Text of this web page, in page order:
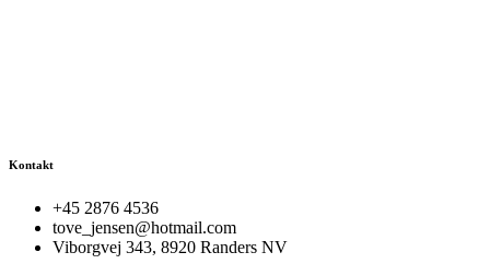
Kontakt
+45 2876 4536
tove_jensen@hotmail.com
Viborgvej 343, 8920 Randers NV